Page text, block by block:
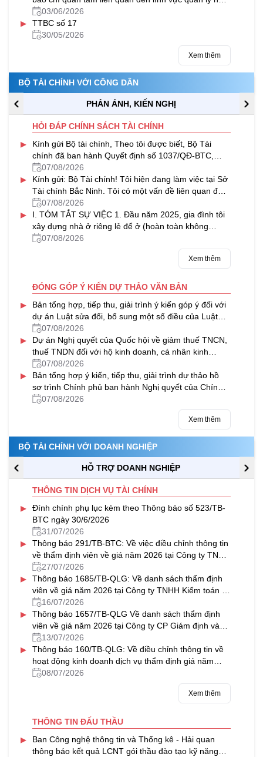
nước của Bộ Tài chính trong tháng 5/2026
03/06/2026
▸
TTBC số 17
30/05/2026
Xem thêm
BỘ TÀI CHÍNH VỚI CÔNG DÂN
PHẢN ÁNH, KIẾN NGHỊ
HỎI ĐÁP CHÍNH SÁCH TÀI CHÍNH
▸
Kính gửi Bộ tài chính, Theo tôi được biết, Bộ Tài
chính đã ban hành Quyết định số 1037/QĐ-BTC,
chính thức công bố quy trình...
07/08/2026
▸
Kính gửi: Bộ Tài chính! Tôi hiện đang làm việc tại Sở
Tài chính Bắc Ninh. Tôi có một vấn đề liên quan đến
lĩnh vực đầu tư...
07/08/2026
▸
I. TÓM TẮT SỰ VIỆC 1. Đầu năm 2025, gia đình tôi
xây dựng nhà ở riêng lẻ để ở (hoàn toàn không
nhằm mục đích kinh doanh) tại...
07/08/2026
Xem thêm
ĐÓNG GÓP Ý KIẾN DỰ THẢO VĂN BẢN
▸
Bản tổng hợp, tiếp thu, giải trình ý kiến góp ý đối với
dự án Luật sửa đổi, bổ sung một số điều của Luật
Thuế tài nguyên
07/08/2026
▸
Dự án Nghị quyết của Quốc hội về giảm thuế TNCN,
thuế TNDN đối với hộ kinh doanh, cá nhân kinh
doanh và doanh nghiệp
07/08/2026
▸
Bản tổng hợp ý kiến, tiếp thu, giải trình dự thảo hồ
sơ trình Chính phủ ban hành Nghị quyết của Chính
phủ về việc VIMC được chia cổ tức bằng cổ phiếu từ
nguồn lợi nhuận sau thuế chưa phân phối của năm
07/08/2026
Xem thêm
BỘ TÀI CHÍNH VỚI DOANH NGHIỆP
HỖ TRỢ DOANH NGHIỆP
THÔNG TIN DỊCH VỤ TÀI CHÍNH
▸
Đính chính phụ lục kèm theo Thông báo số 523/TB-
BTC ngày 30/6/2026
31/07/2026
▸
Thông báo 291/TB-BTC: Về việc điều chỉnh thông tin
về thẩm định viên về giá năm 2026 tại Công ty TNHH
Thẩm định giá & Bất động sản NAVICO
27/07/2026
▸
Thông báo 1685/TB-QLG: Về danh sách thẩm định
viên về giá năm 2026 tại Công ty TNHH Kiểm toán tư
vấn Thủ Đô
16/07/2026
▸
Thông báo 1657/TB-QLG Về danh sách thẩm định
viên về giá năm 2026 tại Công ty CP Giám định và
Thẩm định tài sản Việt Nam
13/07/2026
▸
Thông báo 160/TB-QLG: Về điều chỉnh thông tin về
hoạt động kinh doanh dịch vụ thẩm định giá năm
2026 tại Công ty CP Định giá HFC
08/07/2026
Xem thêm
THÔNG TIN ĐẤU THẦU
▸
Ban Công nghệ thông tin và Thống kê - Hải quan
thông báo kết quả LCNT gói thầu đào tạo kỹ năng